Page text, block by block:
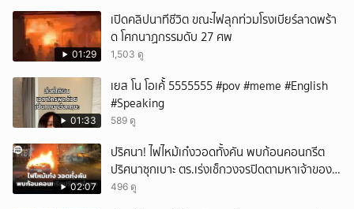
01:29
เปิดคลิปนาทีชีวิต ขณะไฟลุกท่วมโรงเบียร์ลาดพร้า
ด โศกนาฏกรรมดับ 27 ศพ
1,503 ดู
01:33
เยส โน โอเค้้้้ 5555555 #pov #meme #English
#Speaking
589 ดู
02:07
ปริศนา! ไฟไหม้เก๋งวอดทั้งคัน พบก้อนคอนกรีต
ปริศนาซุกเบาะ ตร.เร่งเช็กวงจรปิดตามหาเจ้าของ
รถ
496 ดู